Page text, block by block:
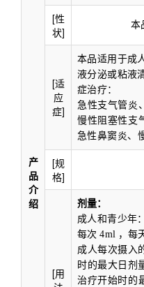
产
品
介
绍
[性
状]
本
[适
应
症]
本品适用于成
液分泌或粘液
症治疗：
急性支气管炎
慢性阻塞性支
急性鼻窦炎、
[规
格]
[用
剂量：
成人和青少年：
每次 4ml ，每
成人每次摄入
时的最大日剂
治疗开始时的